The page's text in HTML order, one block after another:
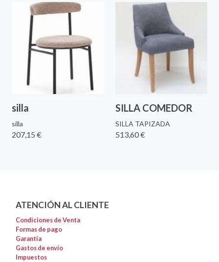
silla
silla
207,15 €
SILLA COMEDOR
SILLA TAPIZADA
513,60 €
ATENCIÓN AL CLIENTE
Condiciones de Venta
Formas de pago
Garantía
Gastos de envío
Impuestos